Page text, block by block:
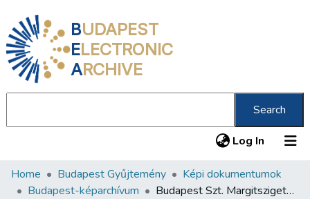
BUDAPEST
ELECTRONIC
ARCHIVE
Search
Log In (current)
Communities & Collections
Home Budapest Gyűjtemény
Képi dokumentumok
Budapest-képarchívum
Budapest Szt. Margitszigeti sporttelep : levelező-lap